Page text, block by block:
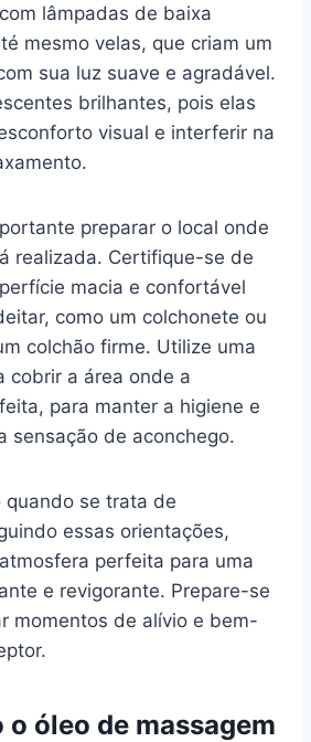
lâmpadas de baixa
mesmo velas, que criam um
sua luz suave e agradável.
brilhantes, pois elas
visual e interferir na
preparar o local onde
realizada. Certifique-se de
macia e confortável
como um colchonete ou
colchão firme. Utilize uma
cobrir a área onde a
para manter a higiene e
sensação de aconchego.
se trata de
essas orientações,
perfeita para uma
e revigorante. Prepare-se
momentos de alívio e bem-
o óleo de massagem